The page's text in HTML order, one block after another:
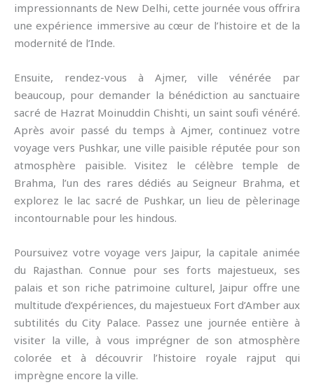
impressionnants de New Delhi, cette journée vous offrira
une expérience immersive au cœur de l’histoire et de la
modernité de l’Inde.
Ensuite, rendez-vous à Ajmer, ville vénérée par
beaucoup, pour demander la bénédiction au sanctuaire
sacré de Hazrat Moinuddin Chishti, un saint soufi vénéré.
Après avoir passé du temps à Ajmer, continuez votre
voyage vers Pushkar, une ville paisible réputée pour son
atmosphère paisible. Visitez le célèbre temple de
Brahma, l’un des rares dédiés au Seigneur Brahma, et
explorez le lac sacré de Pushkar, un lieu de pèlerinage
incontournable pour les hindous.
Poursuivez votre voyage vers Jaipur, la capitale animée
du Rajasthan. Connue pour ses forts majestueux, ses
palais et son riche patrimoine culturel, Jaipur offre une
multitude d’expériences, du majestueux Fort d’Amber aux
subtilités du City Palace. Passez une journée entière à
visiter la ville, à vous imprégner de son atmosphère
colorée et à découvrir l’histoire royale rajput qui
imprègne encore la ville.